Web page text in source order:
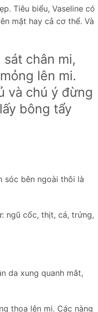
Tiêu biểu, Vaseline có
mặt hay cả cơ thể. Và
chân mi,
lên mi.
và chú ý đừng
bông tẩy
sóc bên ngoài thôi là
ngũ cốc, thịt, cá, trứng,
da xung quanh mắt,
thoa lên mi. Các nàng